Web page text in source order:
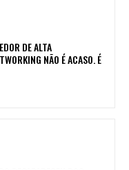
DE ALTA
NÃO É ACASO. É